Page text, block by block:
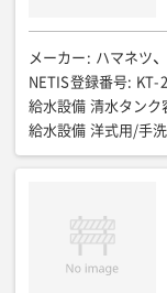
メーカー : ハマネツ
NETIS登録番号: KT-
給水設備 清水タンク
給水設備 洋式用/手
排水設備 便槽タンク